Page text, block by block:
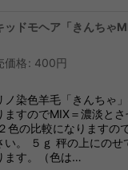
ドモヘア「きんちゃ
価格: 400円
ノ染色羊毛「きんちゃ
ますのでMIX＝濃淡とさ
色の比較になりますの
い。 ５ｇ 秤の上にのせ
ます。（色は…